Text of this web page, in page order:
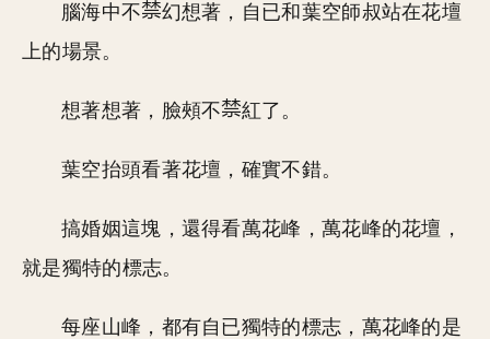
腦海中不
幻想著，自已和葉空師叔站在花壇
上的場景。
想著想著，臉頰不 紅了。
葉空抬頭看著花壇，確實不錯。
搞婚姻這塊，還得看萬花峰，萬花峰的花壇，
就是獨特的標志。
每座山峰，都有自已獨特的標志，萬花峰的是